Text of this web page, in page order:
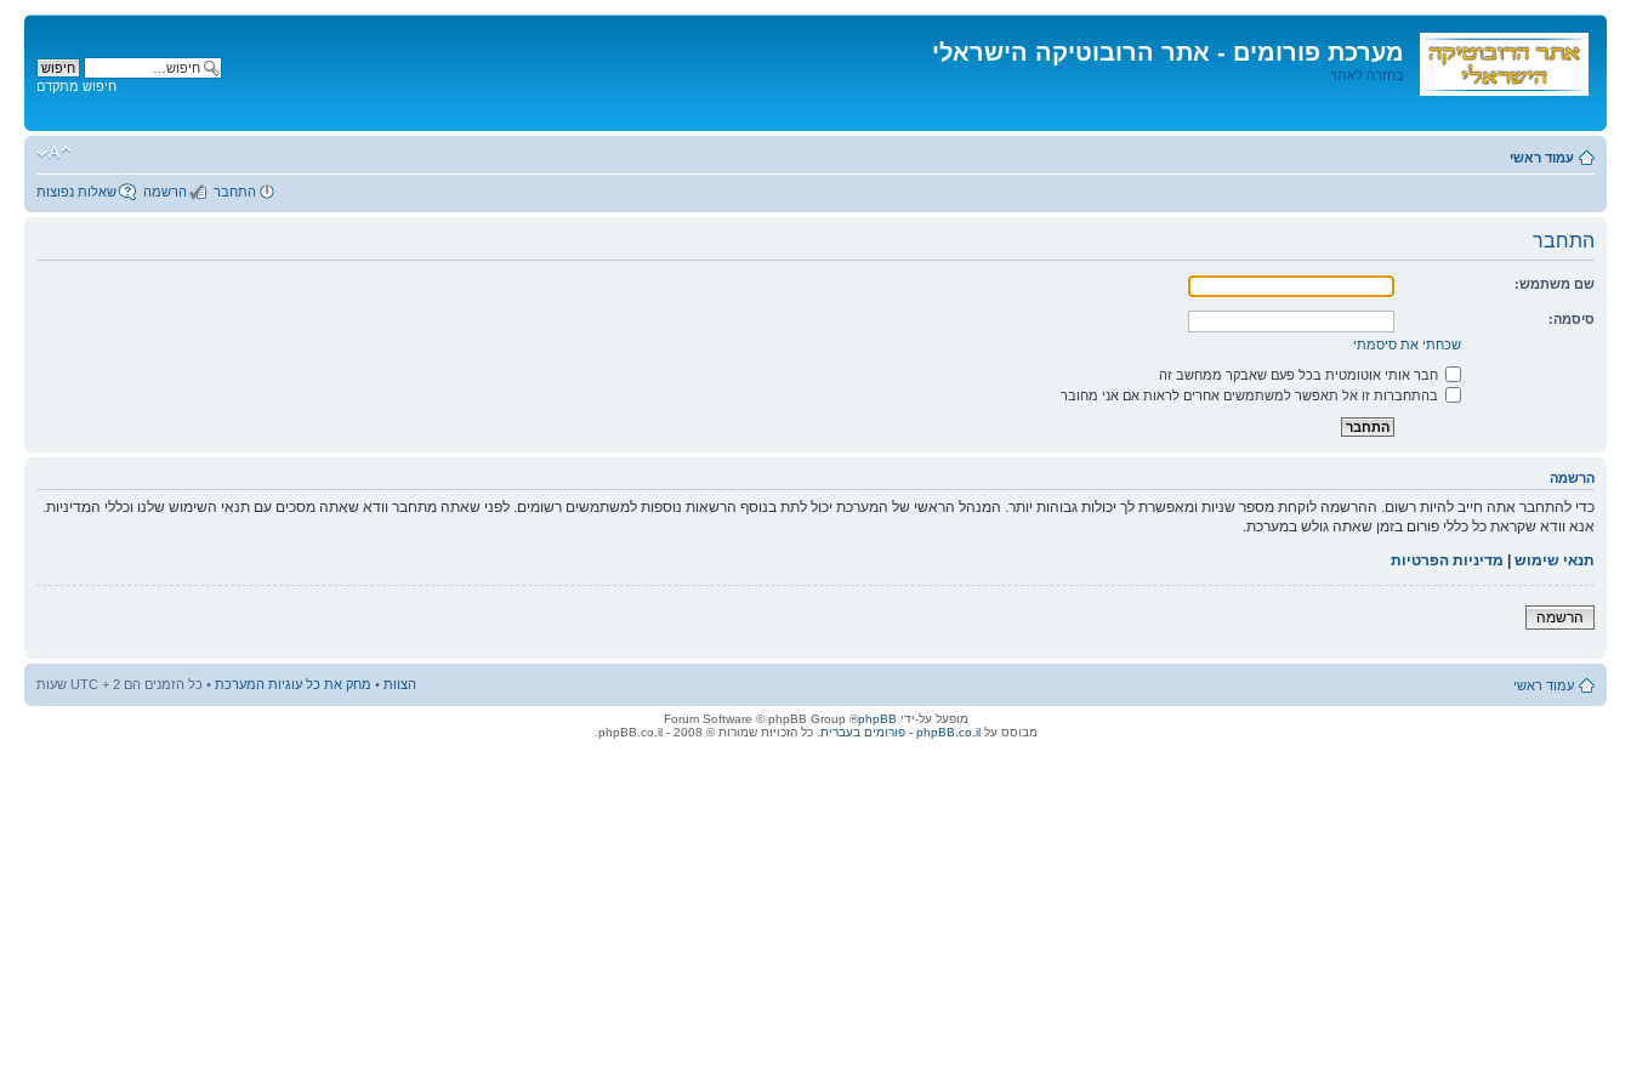
מערכת פורומים - אתר הרובוטיקה הישראלי
בחזרה לאתר
לתוכן
חיפוש מתקדם
עמוד ראשי
שאלות נפוצות הרשמה התחבר
התחבר
שם משתמש:
סיסמה:
שכחתי את סיסמתי
חבר אותי אוטומטית בכל פעם שאבקר ממחשב זה
בהתחברות זו אל תאפשר למשתמשים אחרים לראות אם אני מחובר
הרשמה
כדי להתחבר אתה חייב להיות רשום. ההרשמה לוקחת מספר שניות ומאפשרת לך יכולות גבוהות יותר. המנהל הראשי של המערכת יכול לתת בנוסף הרשאות נוספות למשתמשים רשומים. לפני שאתה מתחבר וודא שאתה מסכים עם תנאי השימוש שלנו וכללי המדיניות.
אנא וודא שקראת כל כללי פורום בזמן שאתה גולש במערכת.
תנאי שימוש | מדיניות הפרטיות
הרשמה
עמוד ראשי הצוות • מחק את כל עוגיות המערכת • כל הזמנים הם UTC + 2 שעות
מופעל על-ידי phpBB
® Forum Software © phpBB Group
מבוסס עלphpBB.co.il - פורומים בעברית . כל הזכויות שמורות © 2008 - phpBB.co.il.